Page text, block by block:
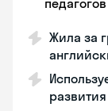
педагогов
Жила за